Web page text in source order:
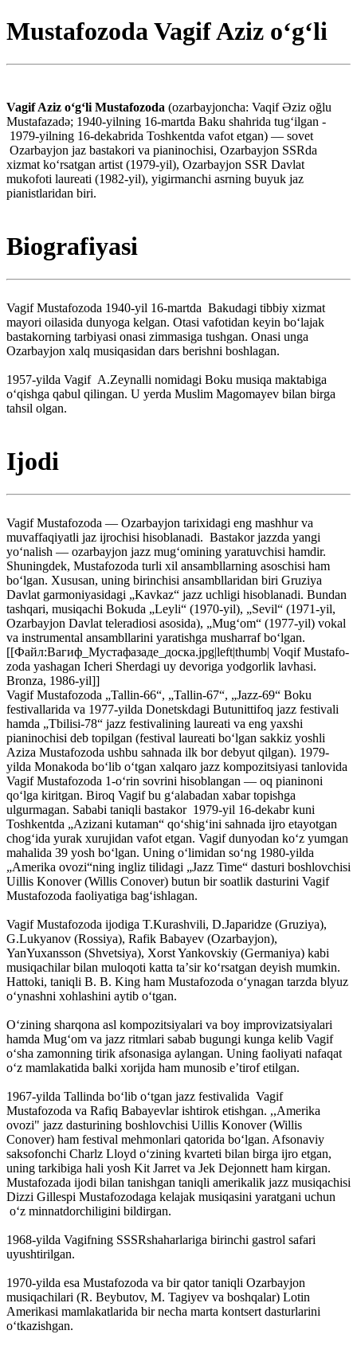
Mustafozoda Vagif Aziz o‘g‘li
Vagif Aziz o‘g‘li Mustafozoda (ozarbayjoncha: Vaqif Əziz oğlu
Mustafazadə; 1940-yilning 16-martda Baku shahrida tug‘ilgan -
1979-yilning 16-dekabrida Toshkentda vafot etgan) — sovet
Ozarbayjon jaz bastakori va pianinochisi, Ozarbayjon SSRda
xizmat ko‘rsatgan artist (1979-yil), Ozarbayjon SSR Davlat
mukofoti laureati (1982-yil), yigirmanchi asrning buyuk jaz
pianistlaridan biri.
Biografiyasi
Vagif Mustafozoda 1940-yil 16-martda Bakudagi tibbiy xizmat
mayori oilasida dunyoga kelgan. Otasi vafotidan keyin bo‘lajak
bastakorning tarbiyasi onasi zimmasiga tushgan. Onasi unga
Ozarbayjon xalq musiqasidan dars berishni boshlagan.
1957-yilda Vagif A.Zeynalli nomidagi Boku musiqa maktabiga
o‘qishga qabul qilingan. U yerda Muslim Magomayev bilan birga
tahsil olgan.
Ijodi
Vagif Mustafozoda — Ozarbayjon tarixidagi eng mashhur va
muvaffaqiyatli jaz ijrochisi hisoblanadi. Bastakor jazzda yangi
yo‘nalish — ozarbayjon jazz mug‘omining yaratuvchisi hamdir.
Shuningdek, Mustafozoda turli xil ansambllarning asoschisi ham
bo‘lgan. Xususan, uning birinchisi ansambllaridan biri Gruziya
Davlat garmoniyasidagi „Kavkaz“ jazz uchligi hisoblanadi. Bundan
tashqari, musiqachi Bokuda „Leyli“ (1970-yil), „Sevil“ (1971-yil,
Ozarbayjon Davlat teleradiosi asosida), „Mug‘om“ (1977-yil) vokal
va instrumental ansambllarini yaratishga musharraf bo‘lgan.
[[Файл:Вагиф_Мустафазаде_доска.jpg|left|thumb| Voqif Mustafo-
zoda yashagan Icheri Sherdagi uy devoriga yodgorlik lavhasi.
Bronza, 1986-yil]]
Vagif Mustafozoda „Tallin-66“, „Tallin-67“, „Jazz-69“ Boku
festivallarida va 1977-yilda Donetskdagi Butunittifoq jazz festivali
hamda „Tbilisi-78“ jazz festivalining laureati va eng yaxshi
pianinochisi deb topilgan (festival laureati bo‘lgan sakkiz yoshli
Aziza Mustafozoda ushbu sahnada ilk bor debyut qilgan). 1979-
yilda Monakoda boʻlib oʻtgan xalqaro jazz kompozitsiyasi tanlovida
Vagif Mustafozoda 1-oʻrin sovrini hisoblangan — oq pianinoni
qoʻlga kiritgan. Biroq Vagif bu g‘alabadan xabar topishga
ulgurmagan. Sababi taniqli bastakor 1979-yil 16-dekabr kuni
Toshkentda „Azizani kutaman“ qo‘shig‘ini sahnada ijro etayotgan
chog‘ida yurak xurujidan vafot etgan. Vagif dunyodan ko‘z yumgan
mahalida 39 yosh bo‘lgan. Uning o‘limidan so‘ng 1980-yilda
„Amerika ovozi“ning ingliz tilidagi „Jazz Time“ dasturi boshlovchisi
Uillis Konover (Willis Conover) butun bir soatlik dasturini Vagif
Mustafozoda faoliyatiga bag‘ishlagan.
Vagif Mustafozoda ijodiga T.Kurashvili, D.Japaridze (Gruziya),
G.Lukyanov (Rossiya), Rafik Babayev (Ozarbayjon),
YanYuxansson (Shvetsiya), Xorst Yankovskiy (Germaniya) kabi
musiqachilar bilan muloqoti katta taʼsir ko‘rsatgan deyish mumkin.
Hattoki, taniqli B. B. King ham Mustafozoda o‘ynagan tarzda blyuz
o‘ynashni xohlashini aytib o‘tgan.
O‘zining sharqona asl kompozitsiyalari va boy improvizatsiyalari
hamda Mug‘om va jazz ritmlari sabab bugungi kunga kelib Vagif
o‘sha zamonning tirik afsonasiga aylangan. Uning faoliyati nafaqat
o‘z mamlakatida balki xorijda ham munosib eʼtirof etilgan.
1967-yilda Tallinda bo‘lib o‘tgan jazz festivalida Vagif
Mustafozoda va Rafiq Babayevlar ishtirok etishgan. ,,Amerika
ovozi" jazz dasturining boshlovchisi Uillis Konover (Willis
Conover) ham festival mehmonlari qatorida bo‘lgan. Afsonaviy
saksofonchi Charlz Lloyd o‘zining kvarteti bilan birga ijro etgan,
uning tarkibiga hali yosh Kit Jarret va Jek Dejonnett ham kirgan.
Mustafozada ijodi bilan tanishgan taniqli amerikalik jazz musiqachisi
Dizzi Gillespi Mustafozodaga kelajak musiqasini yaratgani uchun
o‘z minnatdorchiligini bildirgan.
1968-yilda Vagifning SSSRshaharlariga birinchi gastrol safari
uyushtirilgan.
1970-yilda esa Mustafozoda va bir qator taniqli Ozarbayjon
musiqachilari (R. Beybutov, M. Tagiyev va boshqalar) Lotin
Amerikasi mamlakatlarida bir necha marta kontsert dasturlarini
o‘tkazishgan.